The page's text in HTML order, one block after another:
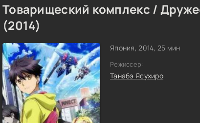
Товарищеский комплекс /
(2014)
Япония, 2014, 25 мин
Режиссер:
Танабэ Ясухиро